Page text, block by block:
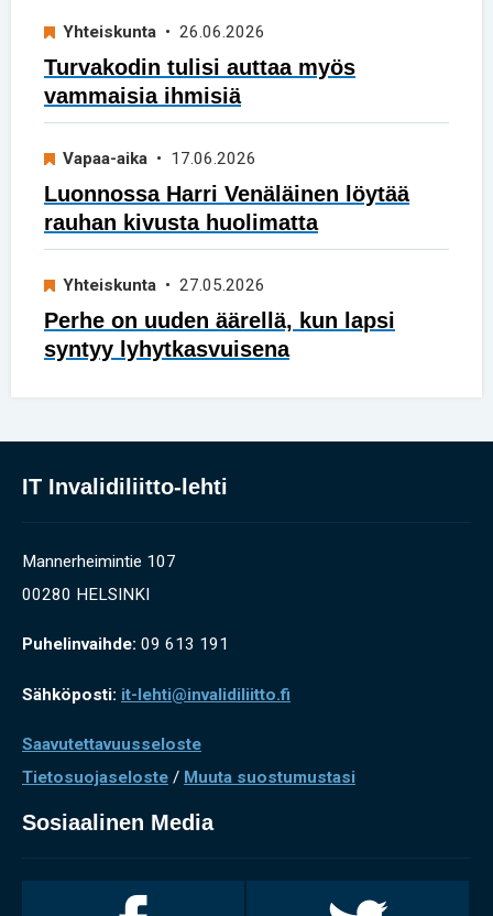
Yhteiskunta • 26.06.2026
Turvakodin tulisi auttaa myös
vammaisia ihmisiä
Vapaa-aika • 17.06.2026
Luonnossa Harri Venäläinen löytää
rauhan kivusta huolimatta
Yhteiskunta • 27.05.2026
Perhe on uuden äärellä, kun lapsi
syntyy lyhytkasvuisena
IT Invalidiliitto-lehti
Mannerheimintie 107
00280 HELSINKI
Puhelinvaihde: 09 613 191
Sähköposti: it-lehti@invalidiliitto.fi
Saavutettavuusseloste
Tietosuojaseloste / Muuta suostumustasi
Sosiaalinen Media